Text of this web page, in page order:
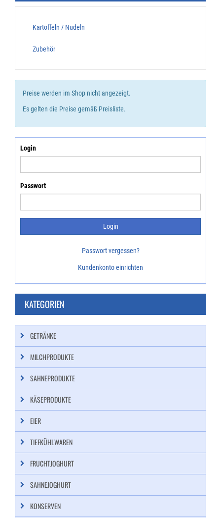
Kartoffeln / Nudeln
Zubehör
Preise werden im Shop nicht angezeigt.
Es gelten die Preise gemäß Preisliste.
Login
Passwort
Passwort vergessen?
Kundenkonto einrichten
KATEGORIEN
GETRÄNKE
MILCHPRODUKTE
SAHNEPRODUKTE
KÄSEPRODUKTE
EIER
TIEFKÜHLWAREN
FRUCHTJOGHURT
SAHNEJOGHURT
KONSERVEN